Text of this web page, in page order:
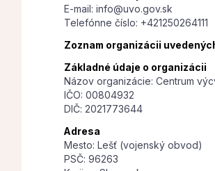
E-mail: info@uvo.gov.sk
Telefónne číslo: +421250264111
Zoznam organizácii
Základné údaje o organizácii
Názov organizácie: Centrum
IČO: 00804932
DIČ: 2021773644
Adresa
Mesto: Lešť (vojenský obvod)
PSČ: 96263